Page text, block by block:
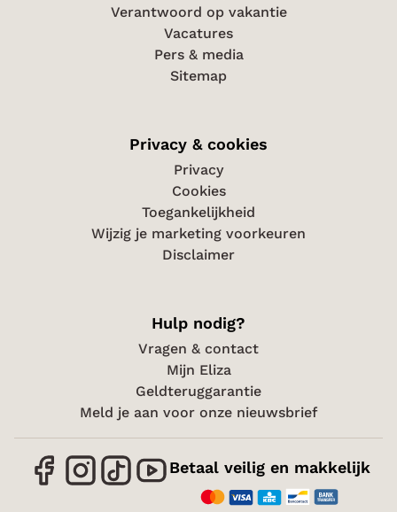
Verantwoord op vakantie
Vacatures
Pers & media
Sitemap
Privacy & cookies
Privacy
Cookies
Toegankelijkheid
Wijzig je marketing voorkeuren
Disclaimer
Hulp nodig?
Vragen & contact
Mijn Eliza
Geldteruggarantie
Meld je aan voor onze nieuwsbrief
Betaal veilig en makkelijk